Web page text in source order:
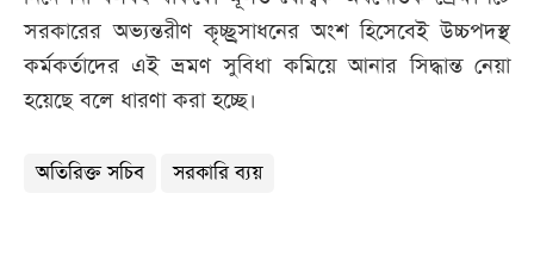
সরকারের অভ্যন্তরীণ কৃচ্ছ্রসাধনের অংশ হিসেবেই উচ্চপদস্থ
কর্মকর্তাদের এই ভ্রমণ সুবিধা কমিয়ে আনার সিদ্ধান্ত নেয়া
হয়েছে বলে ধারণা করা হচ্ছে।
অতিরিক্ত সচিব সরকারি ব্যয়